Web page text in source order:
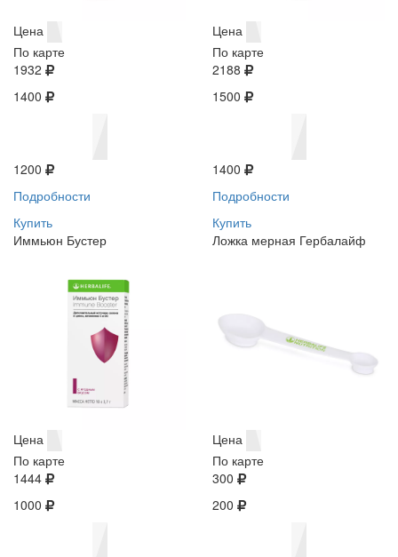
Цена
По карте
1932
1400
1200
Подробности
Купить
Цена
По карте
2188
1500
1400
Подробности
Купить
Иммьюн Бустер
Цена
По карте
1444
1000
Ложка мерная Гербалайф
Цена
По карте
300
200